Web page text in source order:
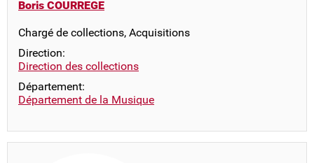
Boris COURREGE
Chargé de collections, Acquisitions
Direction:
Direction des collections
Département:
Département de la Musique